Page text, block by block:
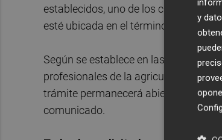
establecidos, uno de los cuales es
esté ubicada en el término municipal.
Según se establece en las bases de
profesionales de la agricultura,
trámite permanecerá abierto hasta
comunicado.
y